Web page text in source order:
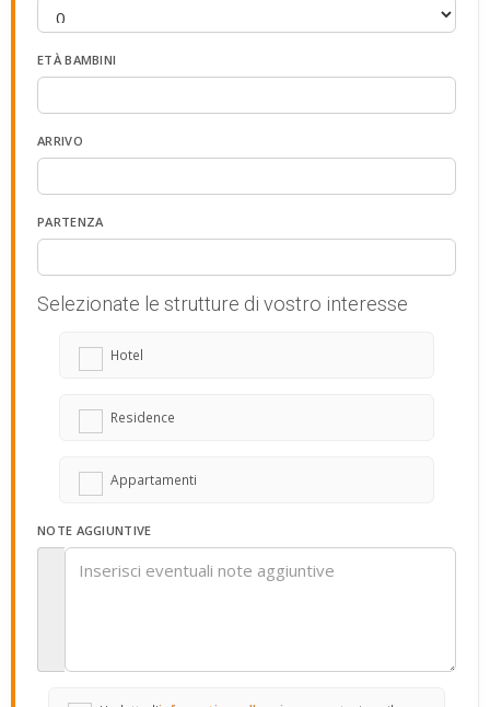
ETÀ BAMBINI
ARRIVO
PARTENZA
Selezionate le strutture di vostro interesse
Hotel
Residence
Appartamenti
NOTE AGGIUNTIVE